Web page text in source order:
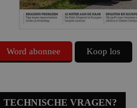
Word abonnee Koop los
TECHNISCHE VRAGEN?